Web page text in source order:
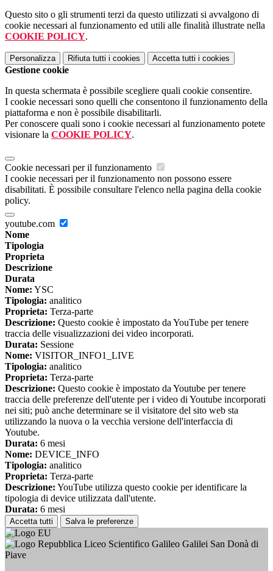
Questo sito o gli strumenti terzi da questo utilizzati si avvalgono di
cookie necessari al funzionamento ed utili alle finalità illustrate nella
COOKIE POLICY.
Personalizza Rifiuta tutti i cookies Accetta tutti i cookies
Gestione cookie
In questa schermata è possibile scegliere quali cookie consentire.
I cookie necessari sono quelli che consentono il funzionamento della
piattaforma e non è possibile disabilitarli.
Per conoscere quali sono i cookie necessari al funzionamento potete
visionare la COOKIE POLICY.
Cookie necessari per il funzionamento
I cookie necessari per il funzionamento non possono essere
disabilitati. È possibile consultare l'elenco nella pagina della cookie
policy.
youtube.com
Nome
Tipologia
Proprieta
Descrizione
Durata
Nome: YSC
Tipologia: analitico
Proprieta: Terza-parte
Descrizione: Questo cookie è impostato da YouTube per tenere
traccia delle visualizzazioni dei video incorporati.
Durata: Sessione
Nome: VISITOR_INFO1_LIVE
Tipologia: analitico
Proprieta: Terza-parte
Descrizione: Questo cookie è impostato da Youtube per tenere
traccia delle preferenze dell'utente per i video di Youtube incorporati
nei siti; può anche determinare se il visitatore del sito web sta
utilizzando la nuova o la vecchia versione dell'interfaccia di
Youtube.
Durata: 6 mesi
Nome: DEVICE_INFO
Tipologia: analitico
Proprieta: Terza-parte
Descrizione: YouTube utilizza questo cookie per identificare la
tipologia di device utilizzata dall'utente.
Durata: 6 mesi
Accetta tutti Salva le preferenze
Liceo Scientifico Galileo Galilei San Donà di
Piave